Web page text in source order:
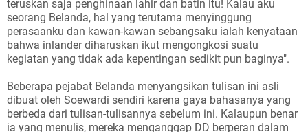
teruskan saja penghinaan lahir dan batin itu! Kalau aku
seorang Belanda, hal yang terutama menyinggung
perasaanku dan kawan-kawan sebangsaku ialah kenyataan
bahwa inlander diharuskan ikut mengongkosi suatu
kegiatan yang tidak ada kepentingan sedikit pun baginya".
Beberapa pejabat Belanda menyangsikan tulisan ini asli
dibuat oleh Soewardi sendiri karena gaya bahasanya yang
berbeda dari tulisan-tulisannya sebelum ini. Kalaupun benar
ia yang menulis, mereka menganggap DD berperan dalam